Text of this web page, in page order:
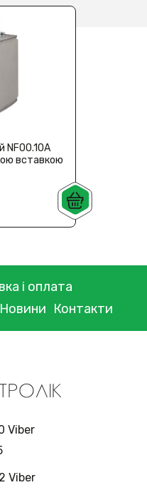
NF00.10A
вставкою
і оплата
Новини Контакти
Viber
Viber